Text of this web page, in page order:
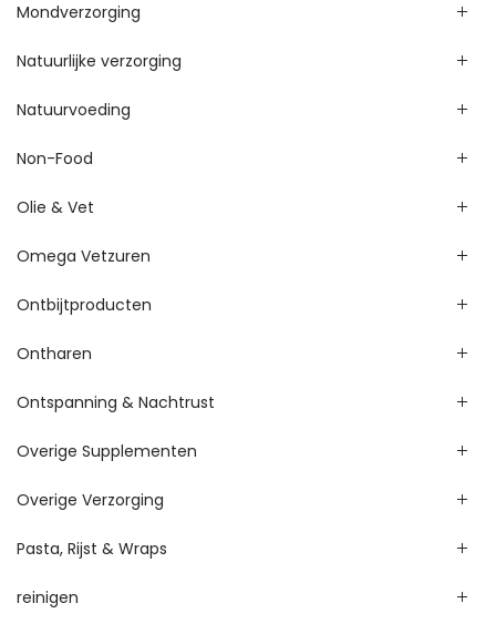
Mondverzorging
Natuurlijke verzorging
Natuurvoeding
Non-Food
Olie & Vet
Omega Vetzuren
Ontbijtproducten
Ontharen
Ontspanning & Nachtrust
Overige Supplementen
Overige Verzorging
Pasta, Rijst & Wraps
reinigen